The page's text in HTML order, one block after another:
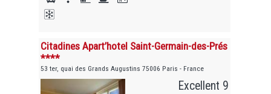
Citadines Apart’hotel Saint-Germain-des-Prés
****
53 ter, quai des Grands Augustins 75006 Paris - France
Excellent 9